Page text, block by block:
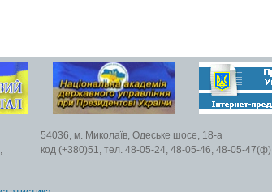
,
54036, м. Миколаїв, Одеське шосе, 18-а
код (+380)51, тел. 48-05-24, 48-05-46, 48-05-47(ф)